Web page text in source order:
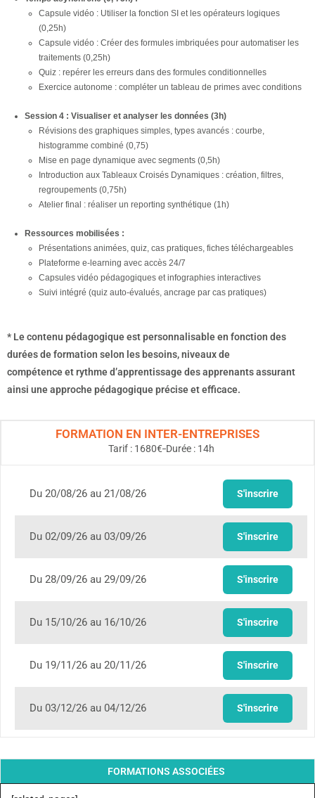
Capsule vidéo : Utiliser la fonction SI et les opérateurs logiques
(0,25h)
Capsule vidéo : Créer des formules imbriquées pour automatiser les
traitements (0,25h)
Quiz : repérer les erreurs dans des formules conditionnelles
Exercice autonome : compléter un tableau de primes avec conditions
Session 4 : Visualiser et analyser les données (3h)
Révisions des graphiques simples, types avancés : courbe,
histogramme combiné (0,75)
Mise en page dynamique avec segments (0,5h)
Introduction aux Tableaux Croisés Dynamiques : création, filtres,
regroupements (0,75h)
Atelier final : réaliser un reporting synthétique (1h)
Ressources mobilisées :
Présentations animées, quiz, cas pratiques, fiches téléchargeables
Plateforme e-learning avec accès 24/7
Capsules vidéo pédagogiques et infographies interactives
Suivi intégré (quiz auto-évalués, ancrage par cas pratiques)
* Le contenu pédagogique est personnalisable en fonction des
durées de formation selon les besoins, niveaux de
compétence et rythme d’apprentissage des apprenants assurant
ainsi une approche pédagogique précise et efficace.
FORMATION EN INTER-ENTREPRISES
Tarif : 1680€ Durée : 14h
Du 20/08/26 au 21/08/26 S'inscrire
Du 02/09/26 au 03/09/26 S'inscrire
Du 28/09/26 au 29/09/26 S'inscrire
Du 15/10/26 au 16/10/26 S'inscrire
Du 19/11/26 au 20/11/26 S'inscrire
Du 03/12/26 au 04/12/26 S'inscrire
FORMATIONS ASSOCIÉES